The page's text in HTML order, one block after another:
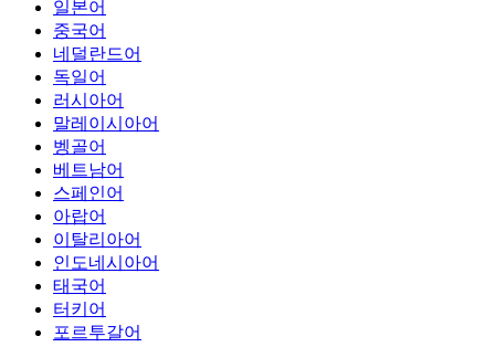
일본어
중국어
네덜란드어
독일어
러시아어
말레이시아어
벵골어
베트남어
스페인어
아랍어
이탈리아어
인도네시아어
태국어
터키어
포르투갈어